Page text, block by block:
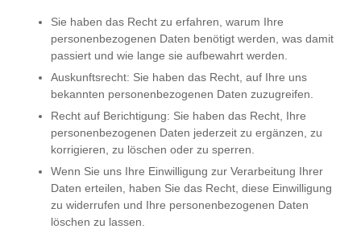
Sie haben das Recht zu erfahren, warum Ihre
personenbezogenen Daten benötigt werden, was damit
passiert und wie lange sie aufbewahrt werden.
Auskunftsrecht: Sie haben das Recht, auf Ihre uns
bekannten personenbezogenen Daten zuzugreifen.
Recht auf Berichtigung: Sie haben das Recht, Ihre
personenbezogenen Daten jederzeit zu ergänzen, zu
korrigieren, zu löschen oder zu sperren.
Wenn Sie uns Ihre Einwilligung zur Verarbeitung Ihrer
Daten erteilen, haben Sie das Recht, diese Einwilligung
zu widerrufen und Ihre personenbezogenen Daten
löschen zu lassen.